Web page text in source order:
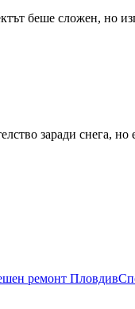
беше сложен, но
заради снега,
ремонт Пловдив